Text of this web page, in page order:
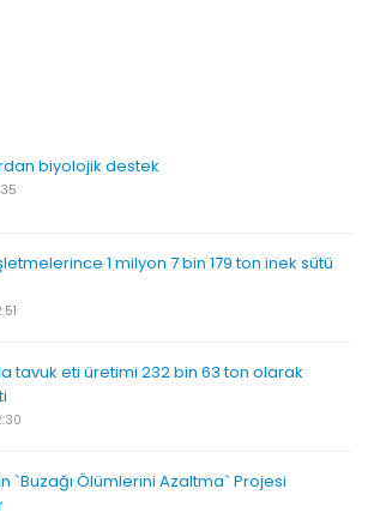
biyolojik destek
1 milyon 7 bin 179 ton inek sütü
tavuk eti üretimi 232 bin 63 ton olarak
`Buzağı Ölümlerini Azaltma` Projesi